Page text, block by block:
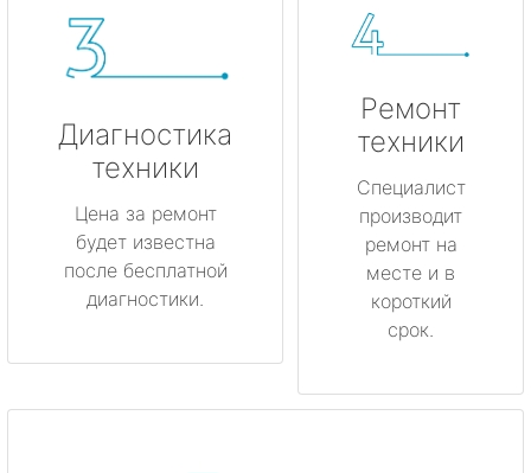
Диагностика
техники
Цена за ремонт
будет известна
после бесплатной
диагностики.
Ремонт
техники
Специалист
производит
ремонт на
месте и в
короткий
срок.